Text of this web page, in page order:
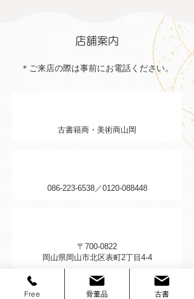
​店舗案内
＊ご来店の際は事前にお電話ください。
古書籍商・美術商山岡
086-223-6538／0120-088448
〒700-0822
岡山県岡山市北区表町2丁目4-4
受付時間
Free 骨董品 古書